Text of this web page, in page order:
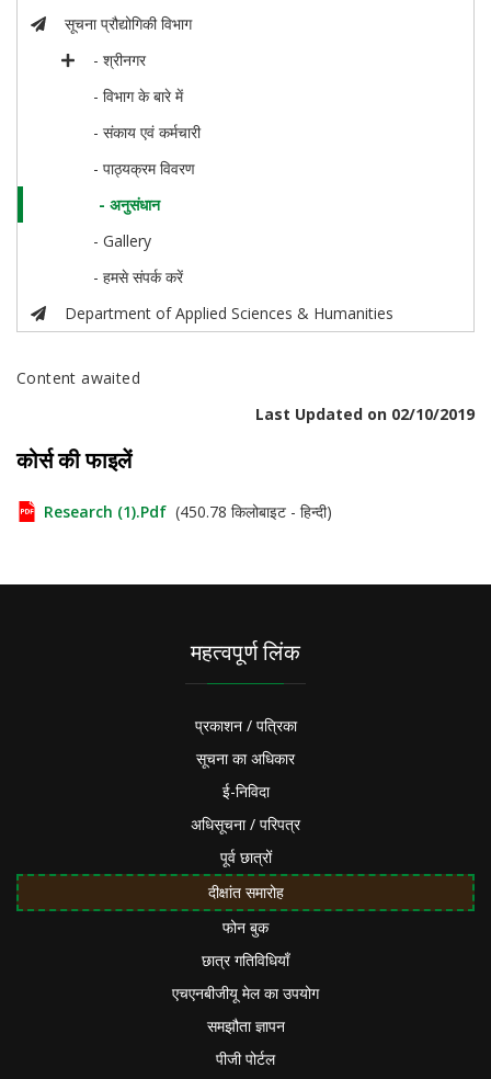
सूचना प्रौद्योगिकी विभाग
- श्रीनगर
- विभाग के बारे में
- संकाय एवं कर्मचारी
- पाठ्यक्रम विवरण
- अनुसंधान
- Gallery
- हमसे संपर्क करें
Department of Applied Sciences & Humanities
Content awaited
Last Updated on 02/10/2019
कोर्स की फाइलें
Research (1).pdf (450.78 किलोबाइट - हिन्दी)
महत्वपूर्ण लिंक
प्रकाशन / पत्रिका
सूचना का अधिकार
ई-निविदा
अधिसूचना / परिपत्र
पूर्व छात्रों
दीक्षांत समारोह
फोन बुक
छात्र गतिविधियाँ
एचएनबीजीयू मेल का उपयोग
समझौता ज्ञापन
पीजी पोर्टल